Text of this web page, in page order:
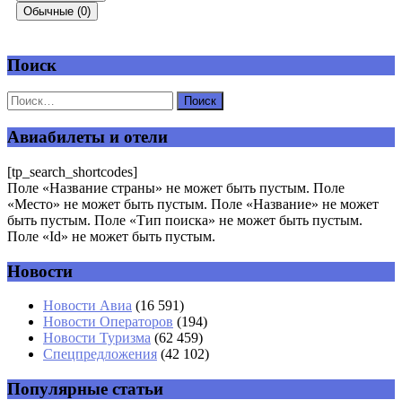
Обычные (0)
Добавить комментарий
Ваш адрес email не будет опубликован.
Имя *
Email*
Поиск
Авиабилеты и отели
[tp_search_shortcodes]
Поле «Название страны» не может быть пустым. Поле
«Место» не может быть пустым. Поле «Название» не может
быть пустым. Поле «Тип поиска» не может быть пустым.
Поле «Id» не может быть пустым.
Новости
Новости Авиа (16 591)
Новости Операторов (194)
Новости Туризма (62 459)
Спецпредложения (42 102)
Популярные статьи